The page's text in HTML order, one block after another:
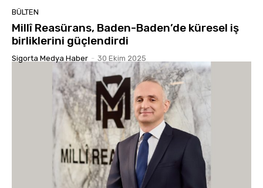
BÜLTEN
Millî Reasürans, Baden-Baden’de küresel iş
birliklerini güçlendirdi
Sigorta Medya Haber - 30 Ekim 2025